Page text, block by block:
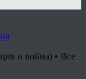
и война) • Все